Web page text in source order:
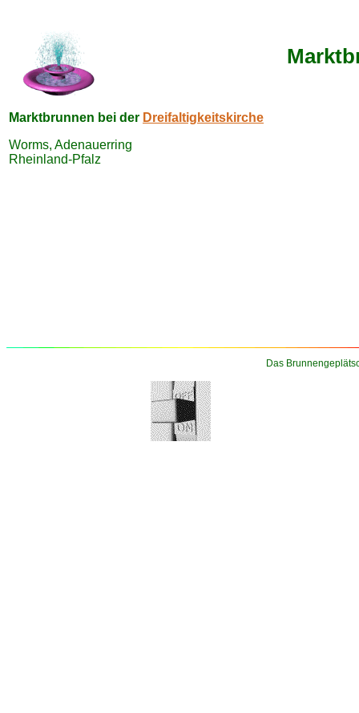
Marktbrunnen bei der Dreifaltigkeitskirche
Worms, Adenauerring
Rheinland-Pfalz
Das